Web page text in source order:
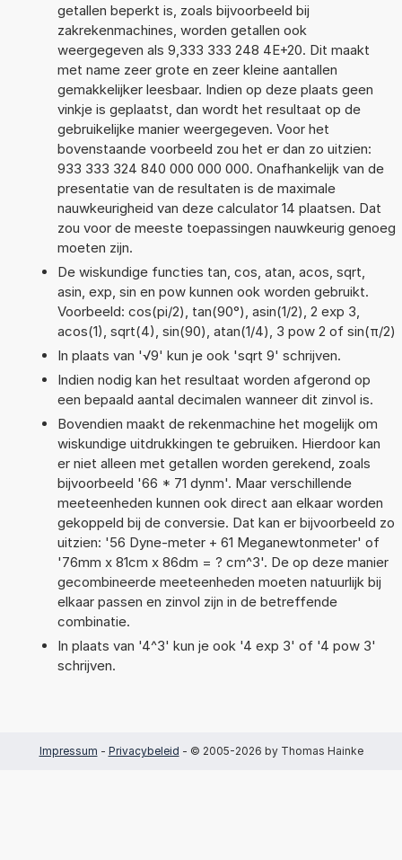
getallen beperkt is, zoals bijvoorbeeld bij
zakrekenmachines, worden getallen ook
weergegeven als 9,333 333 248 4E+20. Dit maakt
met name zeer grote en zeer kleine aantallen
gemakkelijker leesbaar. Indien op deze plaats geen
vinkje is geplaatst, dan wordt het resultaat op de
gebruikelijke manier weergegeven. Voor het
bovenstaande voorbeeld zou het er dan zo uitzien:
933 333 324 840 000 000 000. Onafhankelijk van de
presentatie van de resultaten is de maximale
nauwkeurigheid van deze calculator 14 plaatsen. Dat
zou voor de meeste toepassingen nauwkeurig genoeg
moeten zijn.
De wiskundige functies tan, cos, atan, acos, sqrt,
asin, exp, sin en pow kunnen ook worden gebruikt.
Voorbeeld: cos(pi/2), tan(90°), asin(1/2), 2 exp 3,
acos(1), sqrt(4), sin(90), atan(1/4), 3 pow 2 of sin(π/2)
In plaats van '√9' kun je ook 'sqrt 9' schrijven.
Indien nodig kan het resultaat worden afgerond op
een bepaald aantal decimalen wanneer dit zinvol is.
Bovendien maakt de rekenmachine het mogelijk om
wiskundige uitdrukkingen te gebruiken. Hierdoor kan
er niet alleen met getallen worden gerekend, zoals
bijvoorbeeld '66 * 71 dynm'. Maar verschillende
meeteenheden kunnen ook direct aan elkaar worden
gekoppeld bij de conversie. Dat kan er bijvoorbeeld zo
uitzien: '56 Dyne-meter + 61 Meganewtonmeter' of
'76mm x 81cm x 86dm = ? cm^3'. De op deze manier
gecombineerde meeteenheden moeten natuurlijk bij
elkaar passen en zinvol zijn in de betreffende
combinatie.
In plaats van '4^3' kun je ook '4 exp 3' of '4 pow 3'
schrijven.
Impressum - Privacybeleid - © 2005-2026 by Thomas Hainke